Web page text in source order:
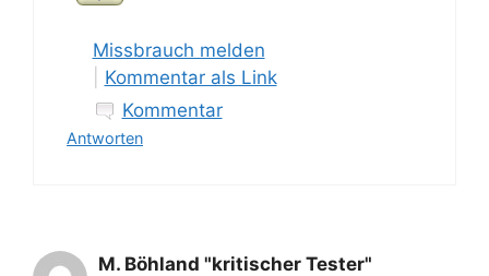
Missbrauch melden
Kommentar als Link
Kommentar
Antworten
M. Böhland "kritischer Tester"